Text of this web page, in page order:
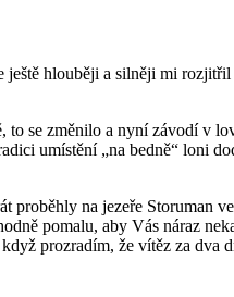
ještě hlouběji a silněji mi
se změnilo a nyní závodí v
umístění „na bedně“ loni
na jezeře Storuman
pomalu, aby Vás náraz
prozradím, že vítěz za dva